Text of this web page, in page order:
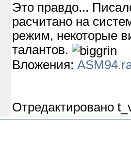
Это правдо...
расчитано на
режим, некоторые
талантов.
Вложения:
Отредактировано